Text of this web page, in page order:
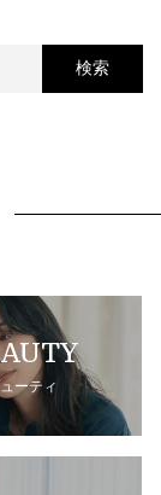
検索
ーティ